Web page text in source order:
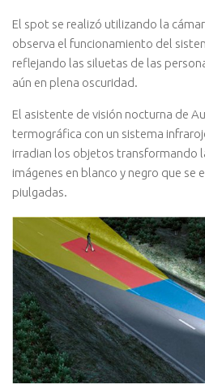
El spot se realizó utilizando la
observa el funcionamiento del
reflejando las siluetas de las
aún en plena oscuridad.
El asistente de visión nocturna de
termográfica con un sistema
irradian los objetos transformando
imágenes en blanco y negro que se
piulgadas.